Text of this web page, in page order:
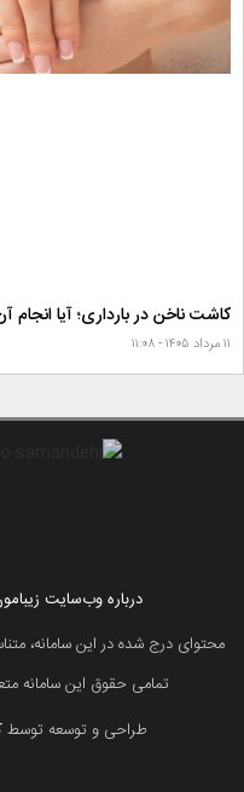
کاشت ناخن در بارداری؛ آیا
۱۱ مرداد ۱۴۰۵ - ۱۱:۰۸
درباره وب‌سایت
محتوای درج شده در این سامانه،
تمامی حقوق این سامانه
طراحی و توسعه توسط